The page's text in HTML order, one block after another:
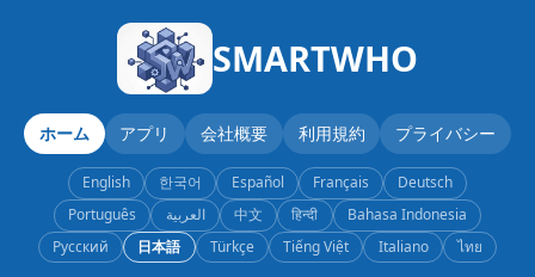
SMARTWHO
ホーム アプリ 会社概要 利用規約 プライバシー
English 한국어 Español Français
Deutsch
Português
العربية 中文 हिन्दी
Bahasa Indonesia
Русский
日本語 Türkçe Tiếng Việt Italiano ไทย